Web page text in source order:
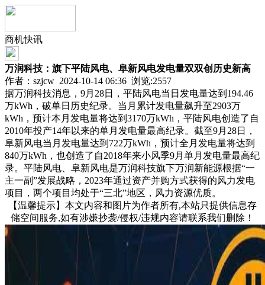
商机快讯
万润科技：旗下平陆风电、阜新风电发电量双双创历史新高
作者：szjcw 2024-10-14 06:36 浏览:2557
据万润科技消息，9月28日，平陆风电当日发电量达到194.46
万kWh，破单日历史纪录。当月累计发电量飙升至2903万
kWh，预计本月发电量将达到3170万kWh，平陆风电创造了自
2010年投产14年以来的单月发电量最高纪录。截至9月28日，
阜新风电当月发电量达到722万kWh，预计全月发电量将达到
840万kWh，也创造了自2018年来小风季9月单月发电量最高纪
录。平陆风电、阜新风电是万润科技旗下万润新能源根据“一
主一副”发展战略，2023年通过资产并购方式获得的风力发电
项目，两个项目均处于“三北”地区，风力资源优质。
【温馨提示】本文内容和图片为作者所有,本站只提供信息存
储空间服务,如有涉嫌抄袭/侵权/违规内容请联系我们删除！